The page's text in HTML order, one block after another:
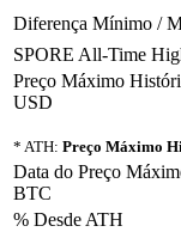
Diferença Mínimo /
SPORE All-Time
Preço Máximo
USD
* ATH: Preço Máximo
Data do Preço
BTC
% Desde ATH